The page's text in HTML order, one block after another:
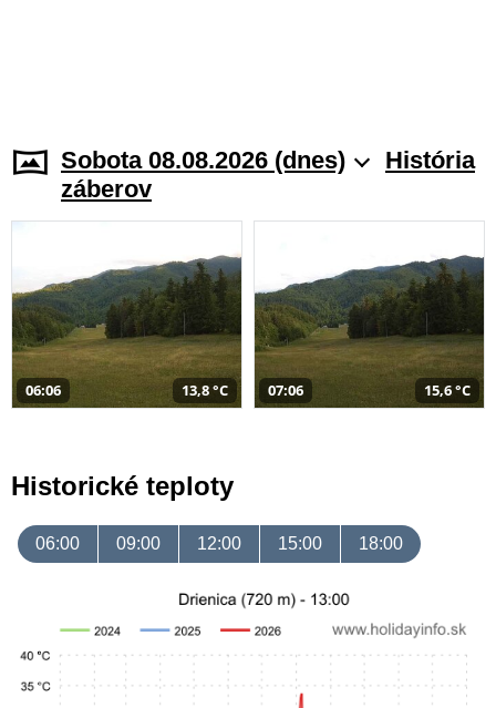
Sobota 08.08.2026 (dnes)
História
záberov
06:06 13,8 °C 07:06 15,6 °C
Historické teploty
06:00 09:00 12:00 15:00 18:00